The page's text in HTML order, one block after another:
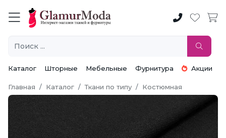
Каталог Шторные Мебельные Фурнитура Акции
Главная Каталог Ткани по типу Костюмная